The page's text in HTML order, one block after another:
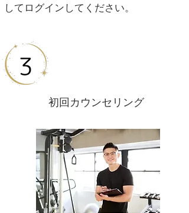
してログインしてください。
​初回カウンセリング